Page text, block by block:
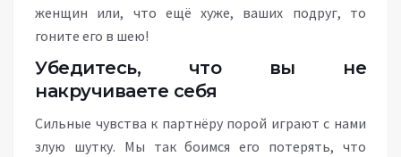
женщин или, что ещё хуже, ваших подруг, то
гоните его в шею!
Убедитесь, что вы не
накручиваете себя
Сильные чувства к партнёру порой играют с нами
злую шутку. Мы так боимся его потерять, что